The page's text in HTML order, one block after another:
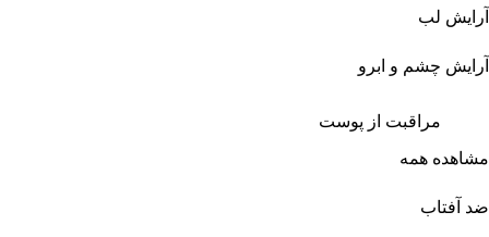
آرایش لب
آرایش چشم و ابرو
مراقبت از پوست
مشاهده همه
ضد آفتاب